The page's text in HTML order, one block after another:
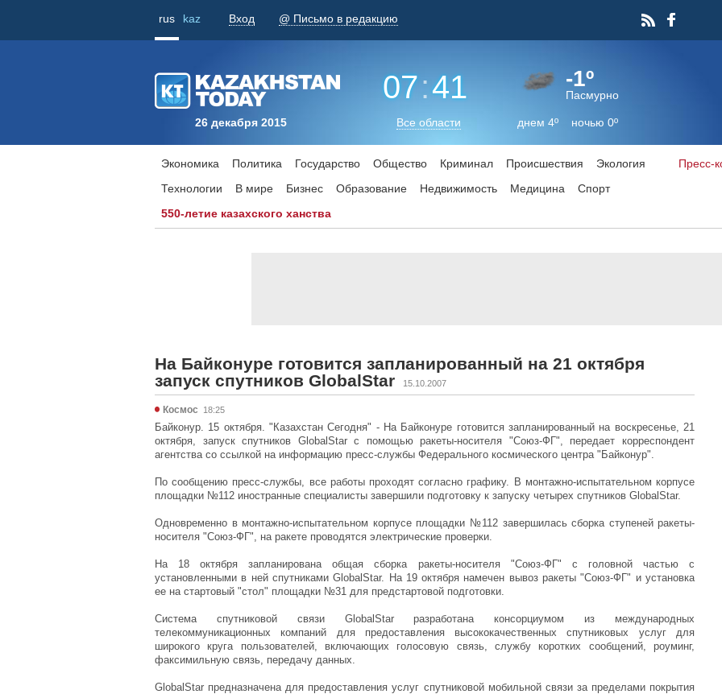
rus kaz Вход @ Письмо в редакцию
26 декабря 2015
07:41
Все области
-1º
Пасмурно
днем 4º ночью 0º
Экономика Политика Государство Общество Криминал Происшествия
Экология
Технологии
В мире Бизнес Образование Недвижимость Медицина
Спорт
550-летие казахского ханства
Пресс-
На Байконуре готовится запланированный на 21 октября
запуск спутников GlobalStar
15.10.2007
Космос 18:25
Байконур. 15 октября. "Казахстан Сегодня" - На Байконуре готовится запланированный на воскресенье, 21
октября, запуск спутников GlobalStar с помощью ракеты-носителя "Союз-ФГ", передает корреспондент
агентства со ссылкой на информацию пресс-службы Федерального космического центра "Байконур".
По сообщению пресс-службы, все работы проходят согласно графику. В монтажно-испытательном корпусе
площадки №112 иностранные специалисты завершили подготовку к запуску четырех спутников GlobalStar.
Одновременно в монтажно-испытательном корпусе площадки №112 завершилась сборка ступеней ракеты-
носителя "Союз-ФГ", на ракете проводятся электрические проверки.
На 18 октября запланирована общая сборка ракеты-носителя "Союз-ФГ" с головной частью с
установленными в ней спутниками GlobalStar. На 19 октября намечен вывоз ракеты "Союз-ФГ" и установка
ее на стартовый "стол" площадки №31 для предстартовой подготовки.
Система спутниковой связи GlobalStar разработана консорциумом из международных
телекоммуникационных компаний для предоставления высококачественных спутниковых услуг для
широкого круга пользователей, включающих голосовую связь, службу коротких сообщений, роуминг,
факсимильную связь, передачу данных.
GlobalStar предназначена для предоставления услуг спутниковой мобильной связи за пределами покрытия